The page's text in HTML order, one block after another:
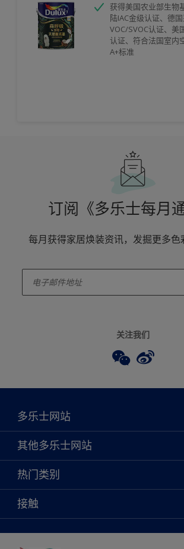
获得美国农业部生物
陆IAC金级认证、德
VOC/SVOC认证、美
认证、符合法国室内
A+标准
订阅《多乐士每月
每月获得家居焕装资讯，发掘更多色
关注我们
多乐士网站
关于我们
联系我们
查找店铺
绿色工厂
其他多乐士网站
焕新服务
多乐士专业
天猫官方旗舰店
热门类别
颜色
产品
创意灵感
接触
颜色准确性